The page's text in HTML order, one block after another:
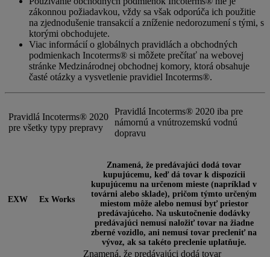
zákonnou požiadavkou, vždy sa však odporúča ich použitie
na zjednodušenie transakcií a zníženie nedorozumení s tými, s
ktorými obchodujete.
Viac informácií o globálnych pravidlách a obchodných
podmienkach Incoterms® si môžete prečítať na webovej
stránke Medzinárodnej obchodnej komory, ktorá obsahuje
časté otázky a vysvetlenie pravidiel Incoterms®.
Pravidlá Incoterms® 2020
pre všetky typy prepravy
Pravidlá Incoterms® 2020 iba pre
námornú a vnútrozemskú vodnú
dopravu
EXW Ex Works
Znamená, že predávajúci dodá tovar
kupujúcemu, keď dá tovar k dispozícii
kupujúcemu na určenom mieste (napríklad v
továrni alebo sklade), pričom týmto určeným
miestom môže alebo nemusí byť priestor
predávajúceho. Na uskutočnenie dodávky
predávajúci nemusí naložiť tovar na žiadne
zberné vozidlo, ani nemusí tovar precleniť na
vývoz, ak sa takéto preclenie uplatňuje.
Znamená, že predávajúci dodá tovar